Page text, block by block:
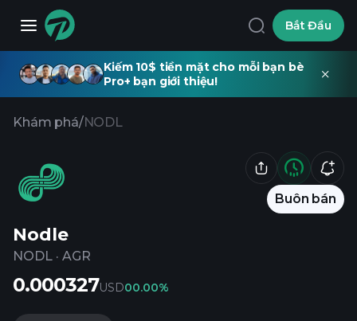
Bắt Đầu
Kiếm 10$ tiền mặt cho mỗi bạn bè
Pro+ bạn giới thiệu!
Khám phá/NODL
Buôn bán
Nodle
NODL · AGR
0.000327USD00.00%